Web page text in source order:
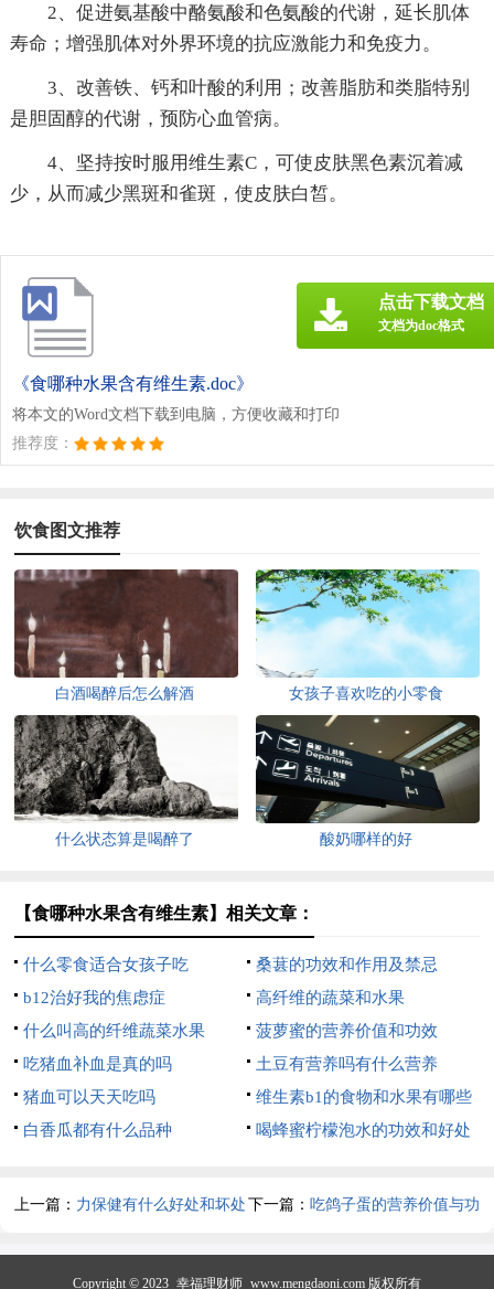
2、促进氨基酸中酪氨酸和色氨酸的代谢，延长肌体
寿命；增强肌体对外界环境的抗应激能力和免疫力。
3、改善铁、钙和叶酸的利用；改善脂肪和类脂特别
是胆固醇的代谢，预防心血管病。
4、坚持按时服用维生素C，可使皮肤黑色素沉着减
少，从而减少黑斑和雀斑，使皮肤白皙。
《食哪种水果含有维生素.doc》
将本文的Word文档下载到电脑，方便收藏和打印
推荐度：
点击下载文档
文档为doc格式
饮食图文推荐
白酒喝醉后怎么解酒 女孩子喜欢吃的小零食
什么状态算是喝醉了 酸奶哪样的好
【食哪种水果含有维生素】相关文章：
什么零食适合女孩子吃
桑葚的功效和作用及禁忌
b12治好我的焦虑症
高纤维的蔬菜和水果
什么叫高的纤维蔬菜水果
菠萝蜜的营养价值和功效
吃猪血补血是真的吗
土豆有营养吗有什么营养
猪血可以天天吃吗
维生素b1的食物和水果有哪些
白香瓜都有什么品种
喝蜂蜜柠檬泡水的功效和好处
上一篇： 力保健有什么好处和坏处 下一篇： 吃鸽子蛋的营养价值与功
Copyright © 2023 幸福理财师 www.mengdaoni.com 版权所有